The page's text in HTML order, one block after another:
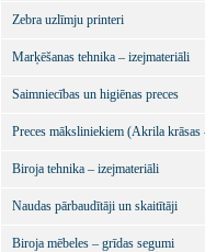
Zebra uzlīmju printeri
Marķēšanas tehnika – izejmateriāli
Saimniecības un higiēnas preces
Preces māksliniekiem (Akrila krāsas
Biroja tehnika – izejmateriāli
Naudas pārbaudītāji un skaitītāji
Biroja mēbeles – grīdas segumi